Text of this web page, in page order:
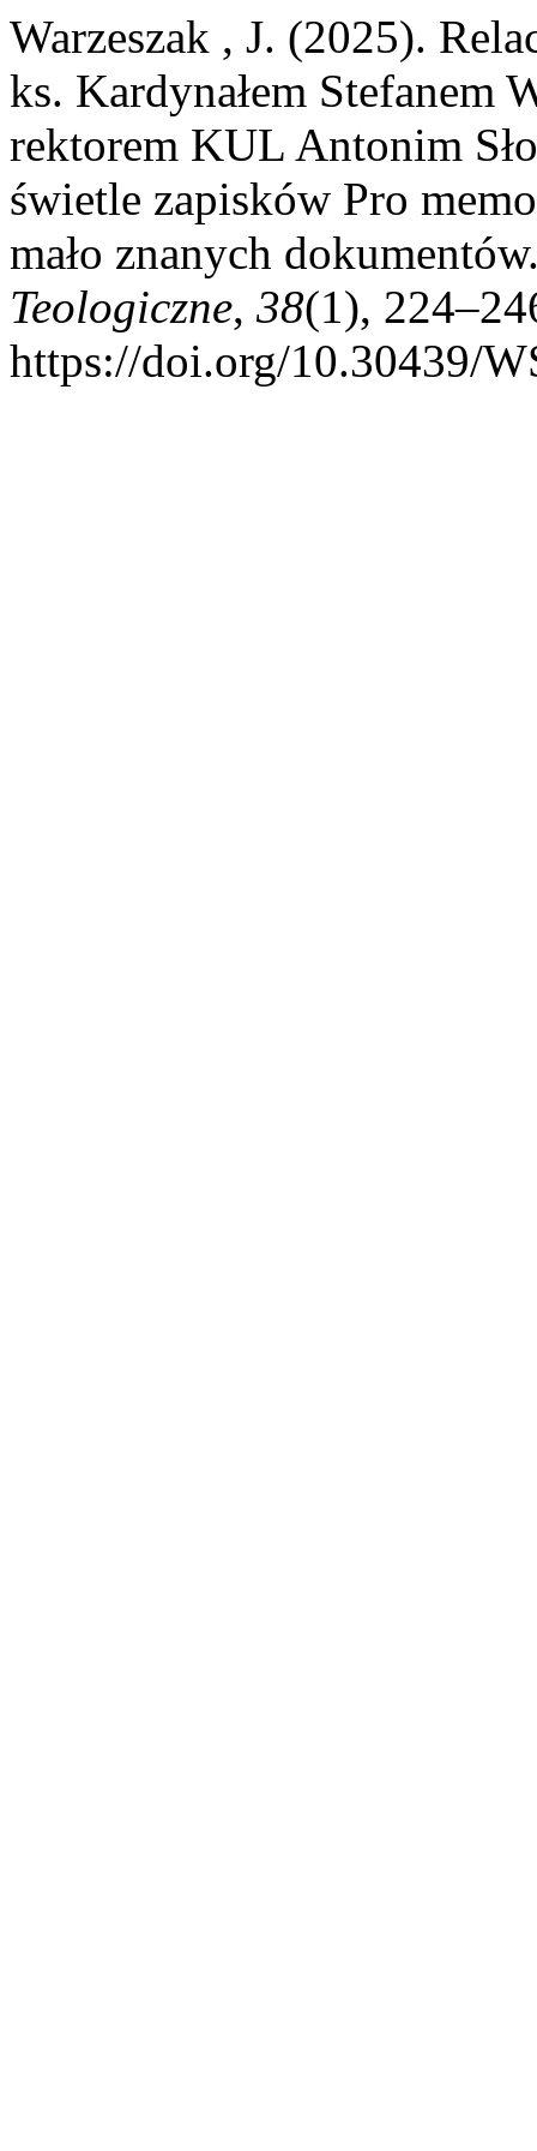
Warzeszak , J. (2025).
ks. Kardynałem Stefanem
rektorem KUL Antonim
świetle zapisków Pro
mało znanych
Teologiczne, 38(1),
https://doi.org/10.30439/